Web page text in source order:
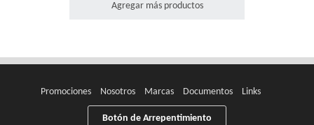
Agregar más productos
Promociones Nosotros Marcas Documentos Links
Botón de Arrepentimiento